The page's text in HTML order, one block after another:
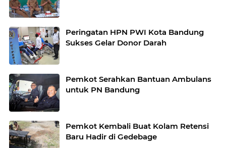
Peringatan HPN PWI Kota Bandung
Sukses Gelar Donor Darah
Pemkot Serahkan Bantuan Ambulans
untuk PN Bandung
Pemkot Kembali Buat Kolam Retensi
Baru Hadir di Gedebage